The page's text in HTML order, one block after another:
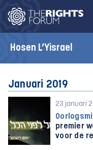
Hosen L’Yisrael
Januari 2019
23 januari
premier
voor de